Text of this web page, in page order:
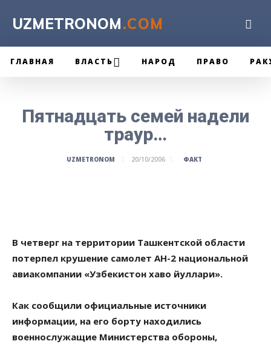
UZMETRONOM.COM
ГЛАВНАЯ ВЛАСТЬ НАРОД ПРАВО
Пятнадцать семей надели
траур…
UZMETRONOM 20/10/2006 ФАКТ
В четверг на территории Ташкентской области
потерпел крушение самолет АН-2 национальной
авиакомпании «Узбекистон хаво йуллари».
Как сообщили официальные источники
информации, на его борту находились
военнослужащие Министерства обороны,